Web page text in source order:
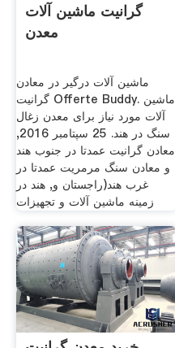
گرانیت ماشین آلات
معدن
ماشین آلات درگیر در معادن
گرانیت Offerte Buddy. ماشین
آلات مورد نیاز برای معدن زغال
سنگ در هند. 25 سپتامبر 2016,
معادن گرانیت عمدتا در جنوب هند
و معادن سنگ مرمریت عمدتا در
غرب هند(راجستان و, هند در
زمینه ماشین آلات و تجهیزات